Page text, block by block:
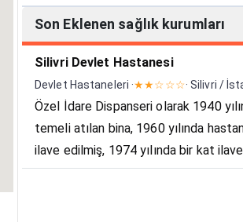
Son Eklenen sağlık kurumları
Silivri Devlet Hastanesi
Devlet Hastaneleri ·★★☆☆☆· Silivri /
Özel İdare Dispanseri olarak 1940
temeli atılan bina, 1960 yılında
ilave edilmiş, 1974 yılında bir kat
tamamlanmıştır. 1982 yılında 10